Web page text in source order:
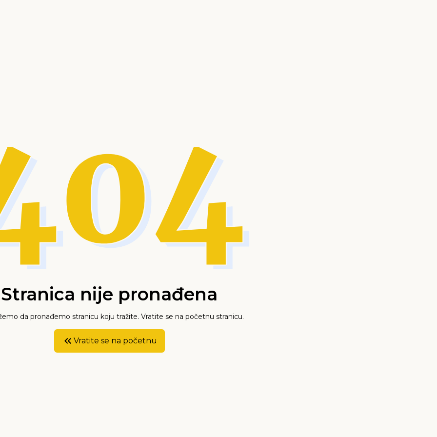
Stranica nije pronađena
da pronađemo stranicu koju tražite. Vratite se na početnu stranicu.
Vratite se na početnu